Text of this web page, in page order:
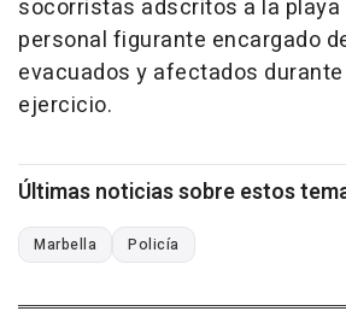
socorristas adscritos a la playa
personal figurante encargado
evacuados y afectados
ejercicio.
Últimas noticias sobre estos
Marbella Policía